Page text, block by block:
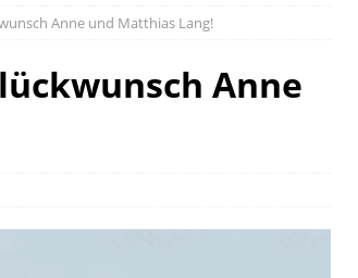
Anne und Matthias Lang!
Anne